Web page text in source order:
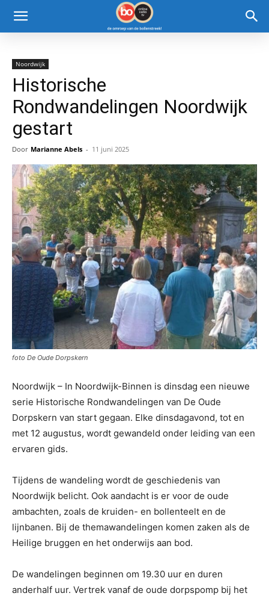
Noordwijk
Historische
Rondwandelingen Noordwijk
gestart
Door Marianne Abels - 11 juni 2025
foto De Oude Dorpskern
Noordwijk – In Noordwijk-Binnen is dinsdag een nieuwe
serie Historische Rondwandelingen van De Oude
Dorpskern van start gegaan. Elke dinsdagavond, tot en
met 12 augustus, wordt gewandeld onder leiding van een
ervaren gids.
Tijdens de wandeling wordt de geschiedenis van
Noordwijk belicht. Ook aandacht is er voor de oude
ambachten, zoals de kruiden- en bollenteelt en de
lijnbanen. Bij de themawandelingen komen zaken als de
Heilige bruggen en het onderwijs aan bod.
De wandelingen beginnen om 19.30 uur en duren
anderhalf uur. Vertrek vanaf de oude dorpspomp bij het